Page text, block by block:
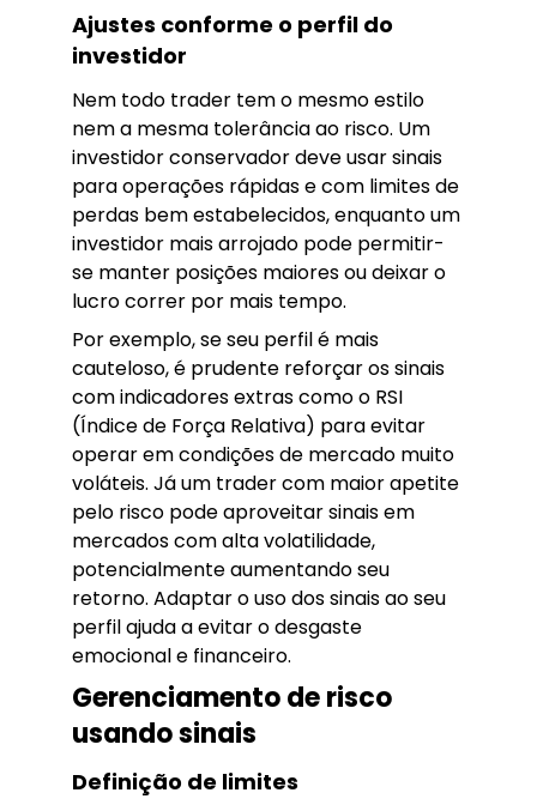
Ajustes conforme o perfil do
investidor
Nem todo trader tem o mesmo estilo
nem a mesma tolerância ao risco. Um
investidor conservador deve usar sinais
para operações rápidas e com limites de
perdas bem estabelecidos, enquanto um
investidor mais arrojado pode permitir-
se manter posições maiores ou deixar o
lucro correr por mais tempo.
Por exemplo, se seu perfil é mais
cauteloso, é prudente reforçar os sinais
com indicadores extras como o RSI
(Índice de Força Relativa) para evitar
operar em condições de mercado muito
voláteis. Já um trader com maior apetite
pelo risco pode aproveitar sinais em
mercados com alta volatilidade,
potencialmente aumentando seu
retorno. Adaptar o uso dos sinais ao seu
perfil ajuda a evitar o desgaste
emocional e financeiro.
Gerenciamento de risco
usando sinais
Definição de limites